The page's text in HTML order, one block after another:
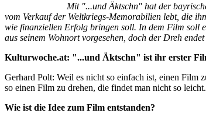
Mit "...und Äktschn" hat der
vom Verkauf der Weltkriegs-Memorabilien lebt, die
wie finanziellen Erfolg bringen soll. In dem Film soll
aus seinem Wohnort vorgesehen, doch der Dreh
Kulturwoche.at: "...und Äktschn" ist ihr erster
Gerhard Polt: Weil es nicht so einfach ist, einen Film
so einen Film zu drehen, die findet man nicht so leicht.
Wie ist die Idee zum Film entstanden?